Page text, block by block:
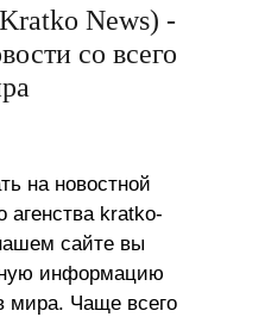
News) -
со всего
на новостной
агенства kratko-
сайте вы
информацию
мира. Чаще всего